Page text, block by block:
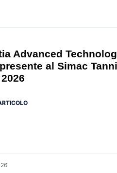
Advanced
al Simac